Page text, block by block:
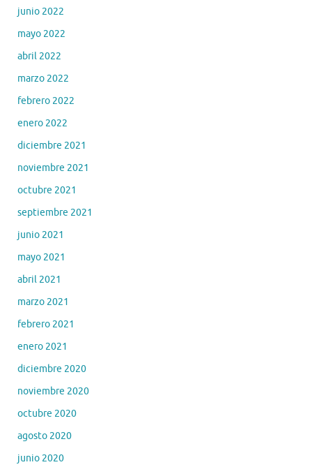
junio 2022
mayo 2022
abril 2022
marzo 2022
febrero 2022
enero 2022
diciembre 2021
noviembre 2021
octubre 2021
septiembre 2021
junio 2021
mayo 2021
abril 2021
marzo 2021
febrero 2021
enero 2021
diciembre 2020
noviembre 2020
octubre 2020
agosto 2020
junio 2020